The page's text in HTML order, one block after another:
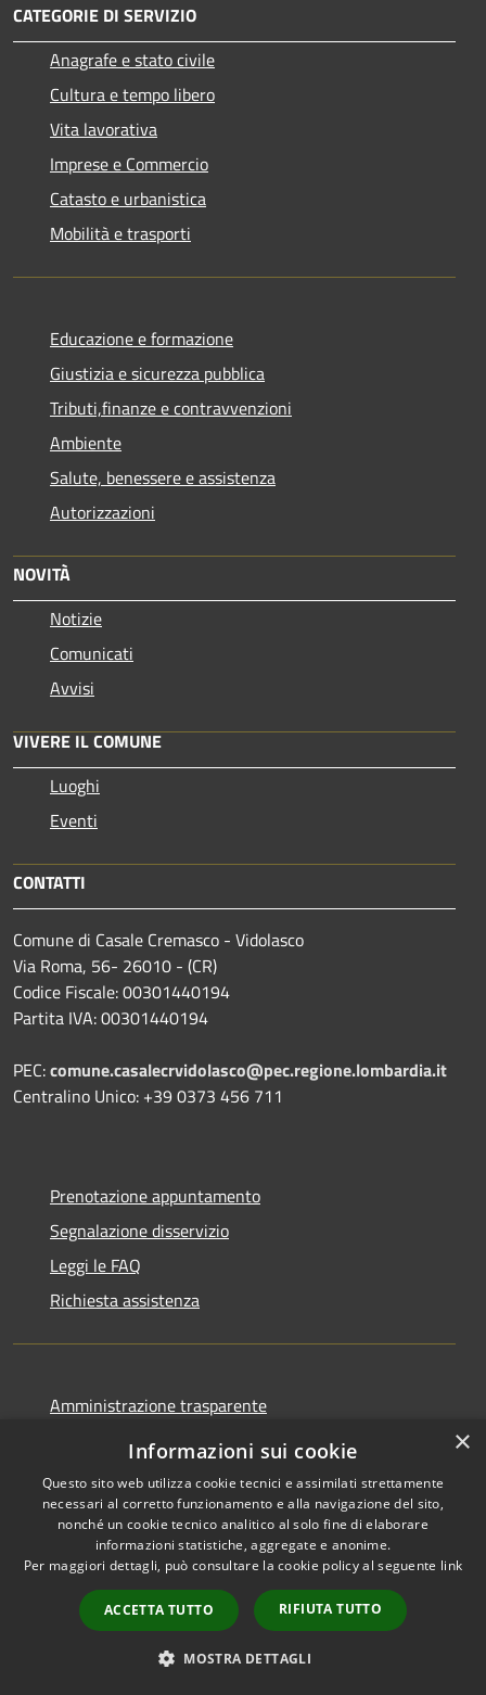
CATEGORIE DI SERVIZIO
Anagrafe e stato civile
Cultura e tempo libero
Vita lavorativa
Imprese e Commercio
Catasto e urbanistica
Mobilità e trasporti
Educazione e formazione
Giustizia e sicurezza pubblica
Tributi,finanze e contravvenzioni
Ambiente
Salute, benessere e assistenza
Autorizzazioni
NOVITÀ
Notizie
Comunicati
Avvisi
VIVERE IL COMUNE
Luoghi
Eventi
CONTATTI
Comune di Casale Cremasco - Vidolasco
Via Roma, 56- 26010 - (CR)
Codice Fiscale: 00301440194
Partita IVA: 00301440194
PEC:comune.casalecrvidolasco@pec.regione.lombardia.it
Centralino Unico: +39 0373 456 711
Prenotazione appuntamento
Segnalazione disservizio
Leggi le FAQ
Richiesta assistenza
Amministrazione trasparente
Informativa privacy
Note legali
Dichiarazione di accessibilità
Copyright © 2026 • Comune di
×
Informazioni sui cookie
Questo sito web utilizza cookie tecnici e assimilati strettamente
necessari al corretto funzionamento e alla navigazione del sito,
nonché un cookie tecnico analitico al solo fine di elaborare
informazioni statistiche, aggregate e anonime.
Per maggiori dettagli, può consultare la cookie policy al seguente link
ACCETTA TUTTO RIFIUTA TUTTO
MOSTRA DETTAGLI